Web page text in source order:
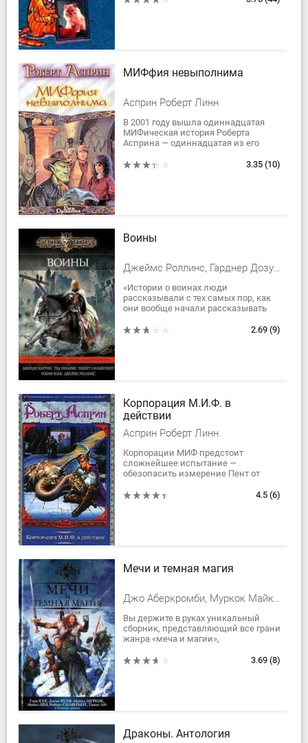
МИФфия невыполнима
Асприн Роберт Линн
В 2001 году вышла одиннадцатая
МИФическая история Роберта
Асприна — одиннадцатая из его
Читатели!
3.35 (10)
Воины
Джеймс Роллинс, Гарднер Дозуа, Сильверберг Роберт, Вебер Дэвид Марк, Уильямс Тэд, Стирлинг Стивен Майкл, Вон Керри, Холланд Сесилия, Новик Наоми, Уолдроп Говард, Блок Лоуренс, Болл Дэвид, Бигл Питер Сойер, Хобб Робин, Джордж Рэймонд Ричард Мартин, Холдеман II Джек Кэрролл, Лансдэйл Джо Р., Гебелдон Диана
«Истории о воинах люди
рассказывали с тех самых пор, как
они вообще начали рассказывать
гнев Ахилла, а древние шумеры2.69 (9)
Корпорация М.И.Ф. в
действии
Асприн Роберт Линн
Корпорации МИФ предстоит
сложнейшее испытание —
обезопасить измерение Пент от
королевы Цикуты. А дело
4.5 (6)
Мечи и темная магия
Джо Аберкромби, Муркок Майкл Джон, Кук Глен Чарльз, Сильверберг Роберт, Эриксон Стивен, Линч Скотт, Кирнан Кэтлин, Миллер-младший Уолтер Майкл, Никс Гарт, Киз Дж. Грегори, Кэролайн Джайнис Черри, Майкл Ши, Джин Родман Вульф
Вы держите в руках уникальный
сборник, представляющий все грани
жанра «меча и магии»,
эпического фэнтези и гангстерского
3.69 (8)
Драконы. Антология